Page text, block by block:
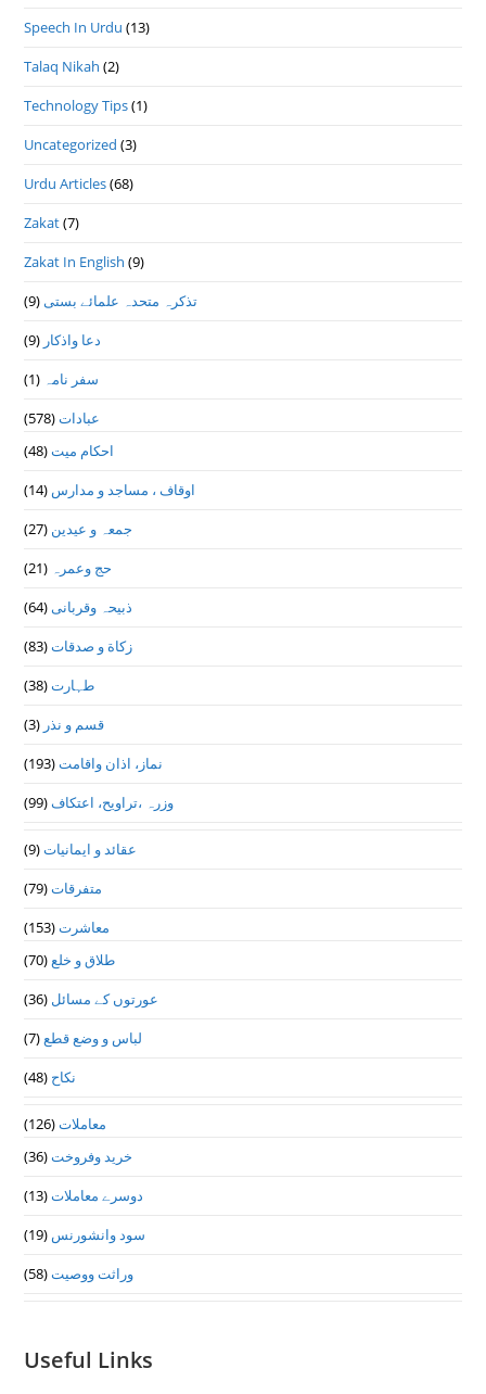
Speech In Urdu (13)
Talaq Nikah (2)
Technology Tips(1)
Uncategorized (3)
Urdu Articles(68)
Zakat(7)
Zakat In English (9)
تذكرہ متحدہ علمائے بستى(9)
دعا واذكار (9)
سفر نامہ (1)
عبادات(578)
احکام میت(48)
اوقاف ، مساجد و مدارس (14)
جمعہ و عیدین (27)
حج وعمرہ (21)
ذبیحہ وقربانی(64)
زکاة و صدقات(83)
طہارت(38)
قسم و نذر (3)
نماز، اذان واقامت(193)
وزرہ ،تراويح، اعتكاف(99)
عقائد و ایمانیات(9)
متفرقات(79)
معاشرت(153)
طلاق و خلع(70)
عورتوں کے مسائل (36)
لباس و وضع قطع(7)
نکاح (48)
معاملات(126)
خرید وفروخت(36)
دوسرے معاملات(13)
سود وانشورنس (19)
وراثت ووصيت(58)
Useful Links